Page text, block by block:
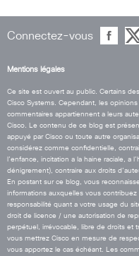
Connectez-vous
Mentions légales
Ce site est ouvert au public. Certains
Cisco Systems. Cependant, les
commentaires appartiennent a leurs
Cisco. Le contenu de ce blog est
appuyé par Cisco ou toute autre
considérez comme confidentielle,
l’enfance, incitation a la haine raciale, a
dénigrement), contraire aux droits
En postant sur ce blog, vous
informations auxquelles vous
responsabilité quant a votre usage du
droit de licence / une autorisation de
perpétuel, irrévocable, libre de droits et
vous mettrez Cisco en mesure de
vous apportez le cas échéant. Les